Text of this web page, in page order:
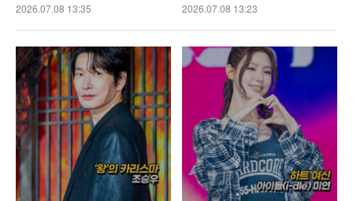
2026.07.08 13:35 2026.07.08 13:23